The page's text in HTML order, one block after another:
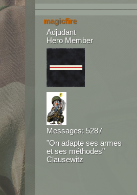
magicfire
Adjudant
Hero Member
Messages: 5287
"On adapte ses armes
et ses méthodes"
Clausewitz